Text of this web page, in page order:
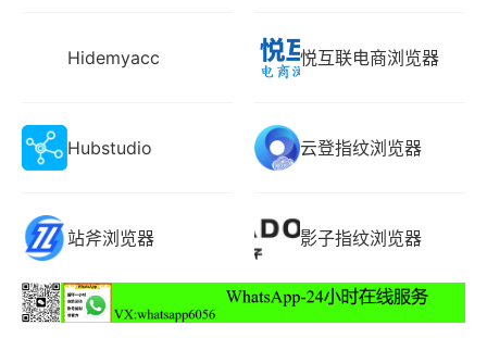
Hidemyacc 悦互联电商浏览器
Hubstudio 云登指纹浏览器
站斧浏览器 影子指纹浏览器